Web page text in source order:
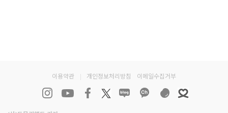
이용약관 개인정보처리방침 이메일수집거부